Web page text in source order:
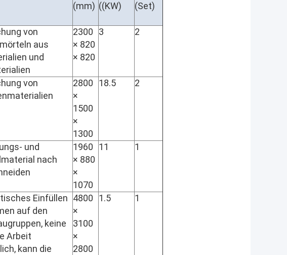
(mm) ((KW)
(Set)
von
aus
und
2300
× 820
× 820
3 2
von
2800
×
1500
×
1300
18.5 2
und
nach
1960
× 880
×
1070
11 1
Einfüllen
auf den
keine
Arbeit
kann die
4800
×
3100
×
2800
1.5 1